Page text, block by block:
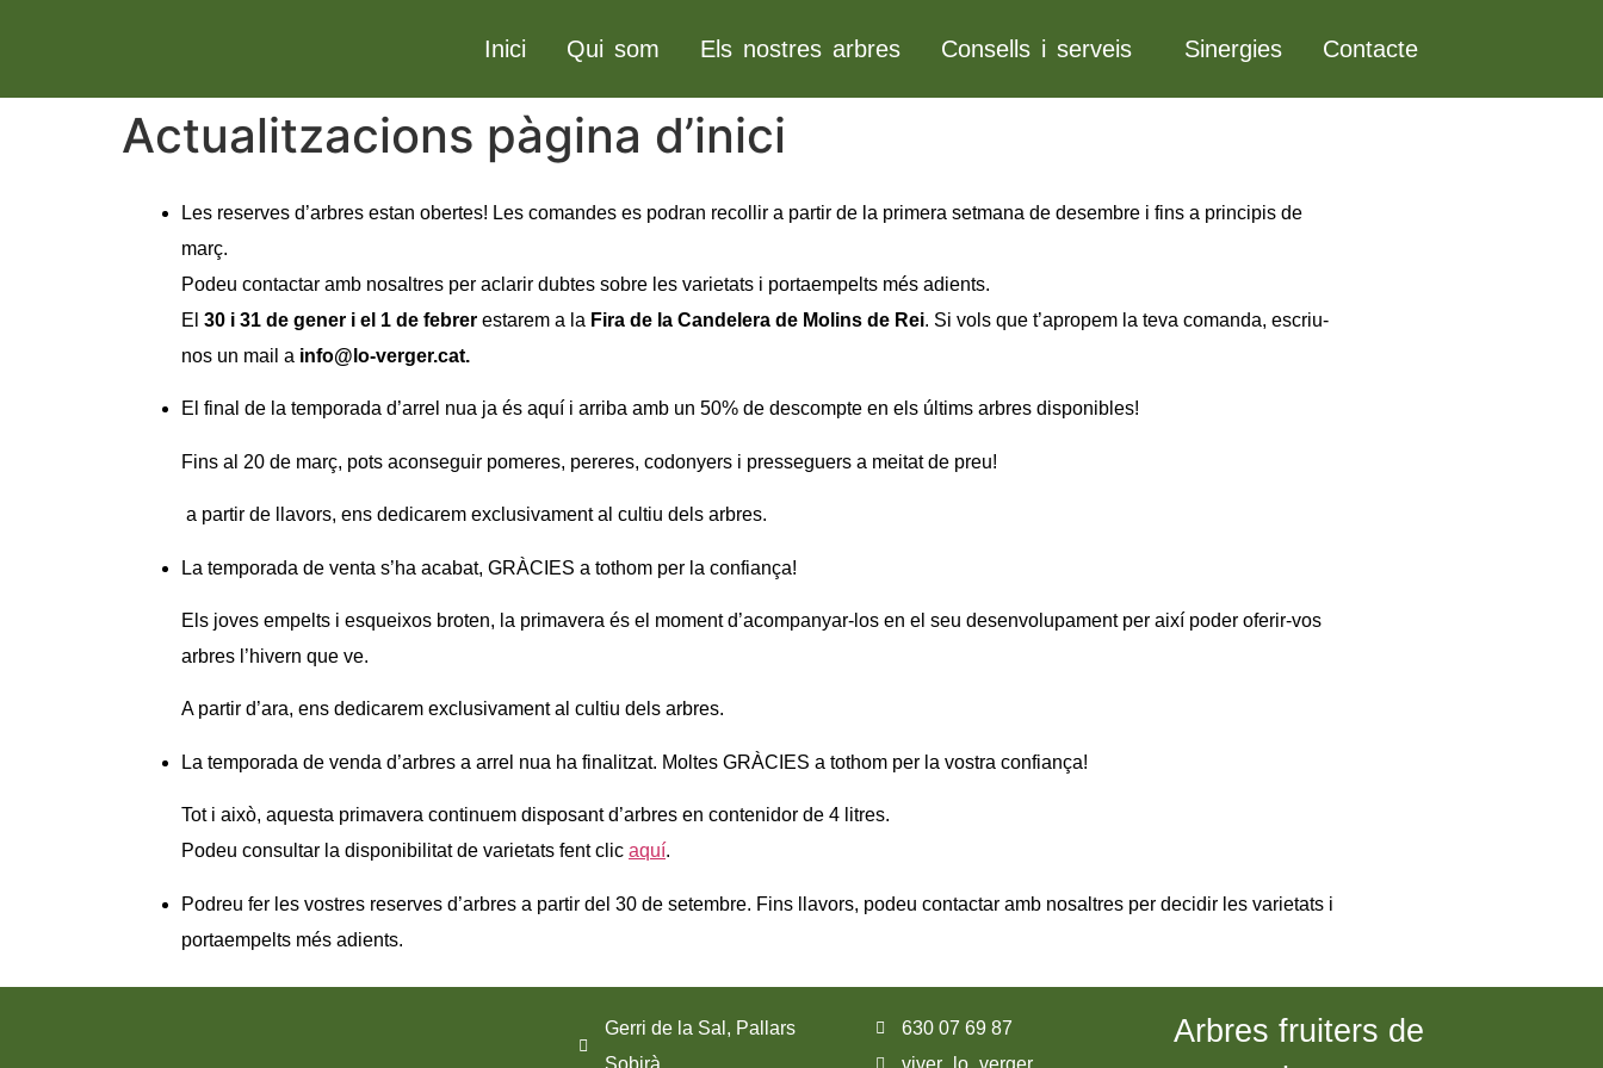
Inici Qui som Els nostres arbres Consells i serveis Sinergies Contacte
Actualitzacions pàgina d’inici
Les reserves d’arbres estan obertes! Les comandes es podran recollir a partir de la primera setmana de desembre i fins a principis de
març.
Podeu contactar amb nosaltres per aclarir dubtes sobre les varietats i portaempelts més adients.
El 30 i 31 de gener i el 1 de febrer estarem a la Fira de la Candelera de Molins de Rei. Si vols que t’apropem la teva comanda, escriu-
nos un mail a info@lo-verger.cat.
El final de la temporada d’arrel nua ja és aquí i arriba amb un 50% de descompte en els últims arbres disponibles!
Fins al 20 de març, pots aconseguir pomeres, pereres, codonyers i presseguers a meitat de preu!
a partir de llavors, ens dedicarem exclusivament al cultiu dels arbres.
La temporada de venta s’ha acabat, GRÀCIES a tothom per la confiança!
Els joves empelts i esqueixos broten, la primavera és el moment d’acompanyar-los en el seu desenvolupament per així poder oferir-vos
arbres l’hivern que ve.
A partir d’ara, ens dedicarem exclusivament al cultiu dels arbres.
La temporada de venda d’arbres a arrel nua ha finalitzat. Moltes GRÀCIES a tothom per la vostra confiança!
Tot i això, aquesta primavera continuem disposant d’arbres en contenidor de 4 litres.
Podeu consultar la disponibilitat de varietats fent clic aquí.
Podreu fer les vostres reserves d’arbres a partir del 30 de setembre. Fins llavors, podeu contactar amb nosaltres per decidir les varietats i
portaempelts més adients.
Gerri de la Sal, Pallars
Sobirà
630 07 69 87
viver_lo_verger
Arbres fruiters de